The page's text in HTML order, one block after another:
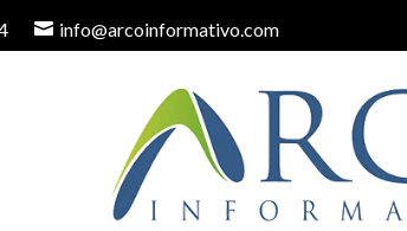
info@arcoinformativo.com